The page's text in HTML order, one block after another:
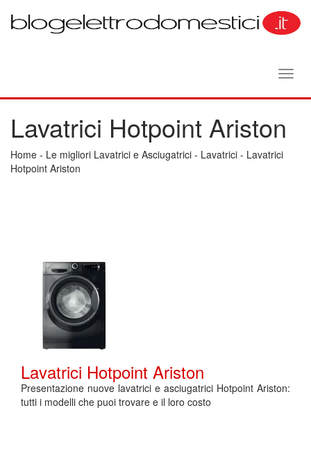
Lavatrici Hotpoint Ariston
Home - Le migliori Lavatrici e Asciugatrici - Lavatrici - Lavatrici
Hotpoint Ariston
Lavatrici Hotpoint Ariston
Presentazione nuove lavatrici e asciugatrici Hotpoint Ariston:
tutti i modelli che puoi trovare e il loro costo